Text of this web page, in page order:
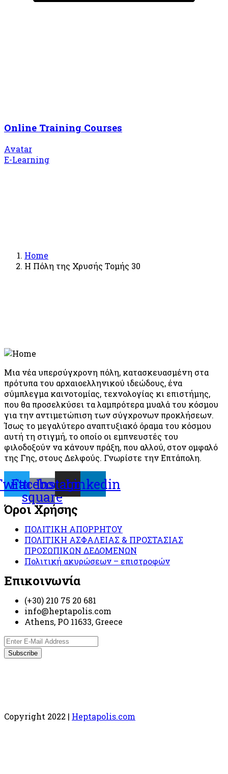
Online Training Courses
Avatar
E-Learning
Home
Η Πόλη της Χρυσής Τομής 30
Μια νέα υπερσύγχρονη πόλη, κατασκευασμένη στα
πρότυπα του αρχαιοελληνικού ιδεώδους, ένα
σύμπλεγμα καινοτομίας, τεχνολογίας κι επιστήμης,
που θα προσελκύσει τα λαμπρότερα μυαλά του κόσμου
για την αντιμετώπιση των σύγχρονων προκλήσεων.
Ίσως το μεγαλύτερο αναπτυξιακό όραμα του κόσμου
αυτή τη στιγμή, το οποίο οι εμπνευστές του
φιλοδοξούν να κάνουν πράξη, που αλλού, στον ομφαλό
της Γης, στους Δελφούς. Γνωρίστε την Επτάπολη.
Facebook-
square
Instagram
Linkedin
Όροι Χρήσης
ΠΟΛΙΤΙΚΗ ΑΠΟΡΡΗΤΟΥ
ΠΟΛΙΤΙΚΗ ΑΣΦΑΛΕΙΑΣ & ΠΡΟΣΤΑΣΙΑΣ
ΠΡΟΣΩΠΙΚΩΝ ΔΕΔΟΜΕΝΩΝ
Πολιτική ακυρώσεων – επιστροφών
Επικοινωνία
(+30) 210 75 20 681
info@heptapolis.com
Athens, PO 11633, Greece
Copyright 2022 | Heptapolis.com